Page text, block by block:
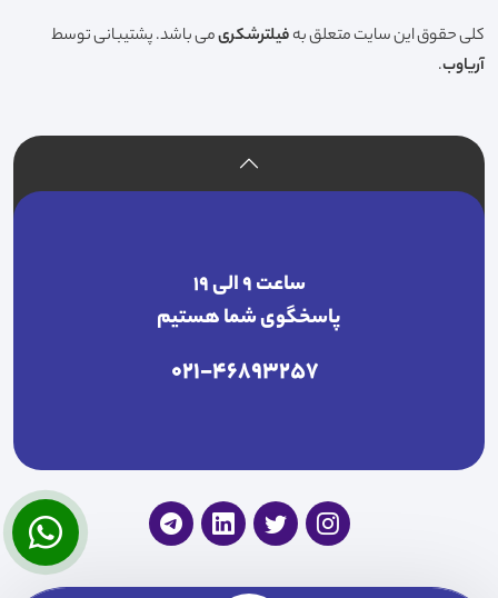
کلی حقوق این سایت متعلق بهفیلترشکریمی باشد. پشتیبانی توسط
آریاوب.
ساعت ۹ الی ۱۹
پاسخگوی شما هستیم
021-46893257